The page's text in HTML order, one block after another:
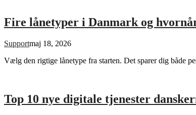
Fire lånetyper i Danmark og
Supportmaj 18, 2026
Vælg den rigtige lånetype fra starten. Det sparer dig både
Top 10 nye digitale tjenester